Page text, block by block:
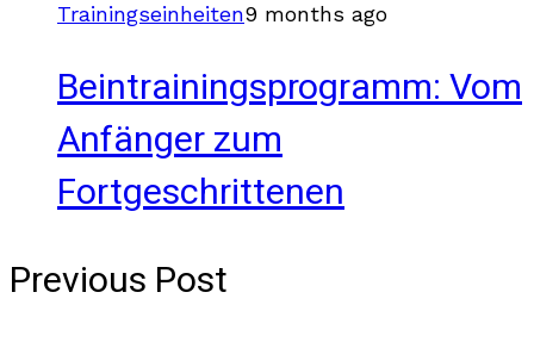
Trainingseinheiten9 months ago
Beintrainingsprogramm: Vom
Anfänger zum
Fortgeschrittenen
Previous Post